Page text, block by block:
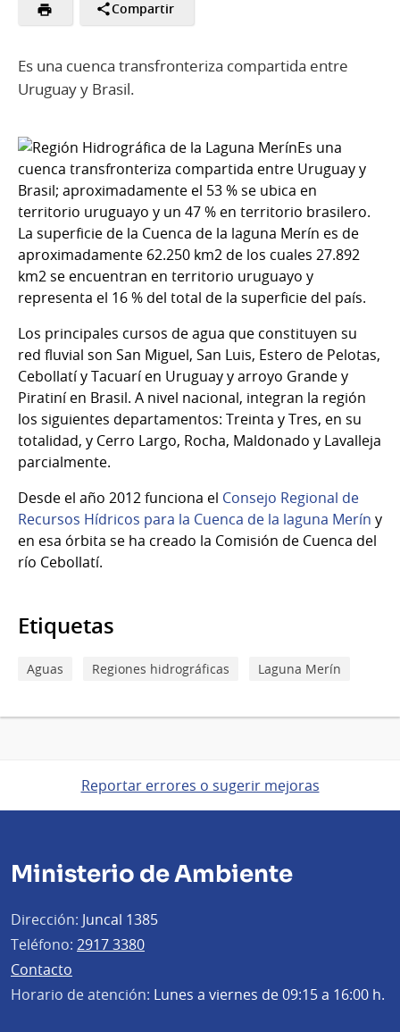
Compartir
Es una cuenca transfronteriza compartida entre
Uruguay y Brasil.
Es una
cuenca transfronteriza compartida entre Uruguay y
Brasil; aproximadamente el 53 % se ubica en
territorio uruguayo y un 47 % en territorio brasilero.
La superficie de la Cuenca de la laguna Merín es de
aproximadamente 62.250 km2 de los cuales 27.892
km2 se encuentran en territorio uruguayo y
representa el 16 % del total de la superficie del país.
Los principales cursos de agua que constituyen su
red fluvial son San Miguel, San Luis, Estero de Pelotas,
Cebollatí y Tacuarí en Uruguay y arroyo Grande y
Piratiní en Brasil. A nivel nacional, integran la región
los siguientes departamentos: Treinta y Tres, en su
totalidad, y Cerro Largo, Rocha, Maldonado y Lavalleja
parcialmente.
Desde el año 2012 funciona el Consejo Regional de
Recursos Hídricos para la Cuenca de la laguna Merín y
en esa órbita se ha creado la Comisión de Cuenca del
río Cebollatí.
Etiquetas
Aguas Regiones hidrográficas Laguna Merín
Reportar errores o sugerir mejoras
Ministerio de Ambiente
Dirección: Juncal 1385
Teléfono: 2917 3380
Contacto
Horario de atención: Lunes a viernes de 09:15 a 16:00 h.